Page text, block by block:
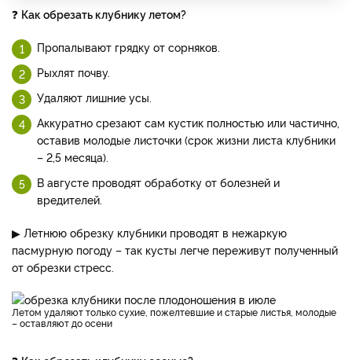
❓ Как обрезать клубнику летом?
Пропалывают грядку от сорняков.
Рыхлят почву.
Удаляют лишние усы.
Аккуратно срезают сам кустик полностью или частично,
оставив молодые листочки (срок жизни листа клубники
– 2,5 месяца).
В августе проводят обработку от болезней и
вредителей.
▶ Летнюю обрезку клубники проводят в нежаркую
пасмурную погоду – так кусты легче переживут полученный
от обрезки стресс.
Летом удаляют только сухие, пожелтевшие и старые листья, молодые
– оставляют до осени